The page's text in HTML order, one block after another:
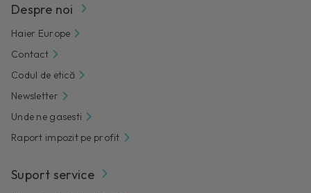
Despre noi
Haier Europe
Contact
Codul de etică
Newsletter
Unde ne gasesti
Raport impozit pe profit
Suport service